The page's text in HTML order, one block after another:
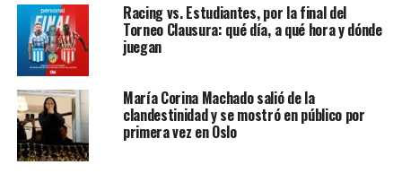
Racing vs. Estudiantes, por la final del
Torneo Clausura: qué día, a qué hora y dónde
juegan
María Corina Machado salió de la
clandestinidad y se mostró en público por
primera vez en Oslo